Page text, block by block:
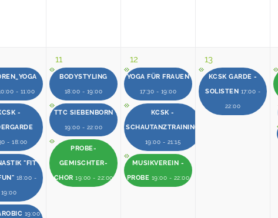
- 11:00
-
- 18:00
"FIT
18:00 -
19:00
19:00
11
BODYSTYLING
18:00 - 19:00
TTC SIEBENBORN
19:00 - 22:00
PROBE-
GEMISCHTER-
CHOR 19:00 - 22:00
12
YOGA FÜR FRAUEN
17:30 - 19:00
KCSK -
SCHAUTANZTRAINING
19:00 - 21:15
MUSIKVEREIN -
PROBE 19:00 - 22:00
13
KCSK GARDE -
SOLISTEN 17:00 -
22:00